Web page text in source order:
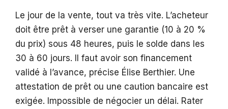
Le jour de la vente, tout va très vite. L’acheteur
doit être prêt à verser une garantie (10 à 20 %
du prix) sous 48 heures, puis le solde dans les
30 à 60 jours. Il faut avoir son financement
validé à l’avance, précise Élise Berthier. Une
attestation de prêt ou une caution bancaire est
exigée. Impossible de négocier un délai. Rater